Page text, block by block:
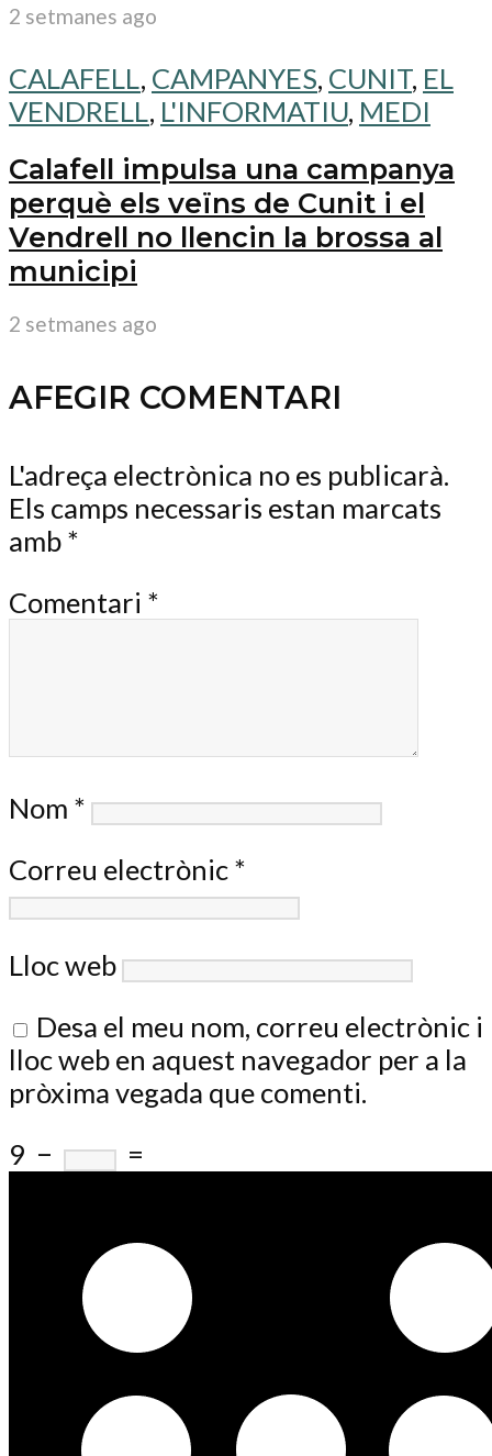
2 setmanes ago
CALAFELL, CAMPANYES, CUNIT, EL
VENDRELL, L'INFORMATIU, MEDI
Calafell impulsa una campanya
perquè els veïns de Cunit i el
Vendrell no llencin la brossa al
municipi
2 setmanes ago
AFEGIR COMENTARI
L'adreça electrònica no es publicarà.
Els camps necessaris estan marcats
amb *
Comentari *
Nom *
Correu electrònic *
Lloc web
Desa el meu nom, correu electrònic i
lloc web en aquest navegador per a la
pròxima vegada que comenti.
9 − =